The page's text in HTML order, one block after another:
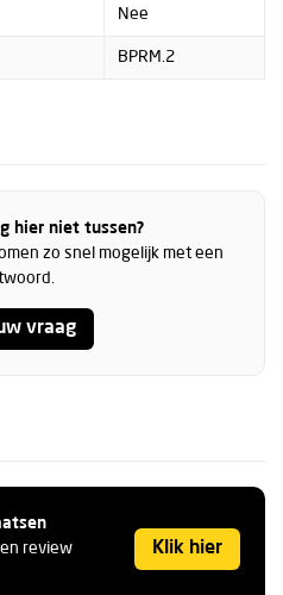
Nee
BPRM.2
hier niet tussen?
zo snel mogelijk met een
vraag
review
Klik hier